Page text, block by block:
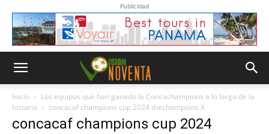
Publicidad
Inicio
Los equipos que han ganado la Concachampions a lo largo de la
historia
concacaf champions cup 2024 thechampions X
concacaf champions cup 2024